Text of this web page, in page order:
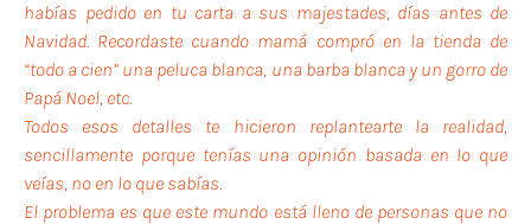
habías pedido en tu carta a sus majestades, días antes de
Navidad. Recordaste cuando mamá compró en la tienda de
“todo a cien” una peluca blanca, una barba blanca y un gorro de
Papá Noel, etc.
Todos esos detalles te hicieron replantearte la realidad,
sencillamente porque tenías una opinión basada en lo que
veías, no en lo que sabías.
El problema es que este mundo está lleno de personas que no